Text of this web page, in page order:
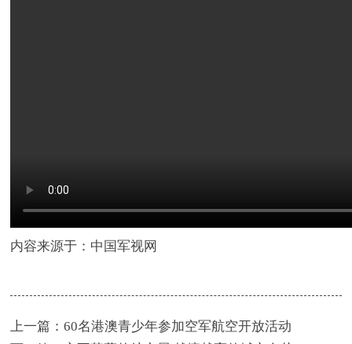
内容来源于：中国军视网
上一篇：60名港澳青少年参加空军航空开放活动